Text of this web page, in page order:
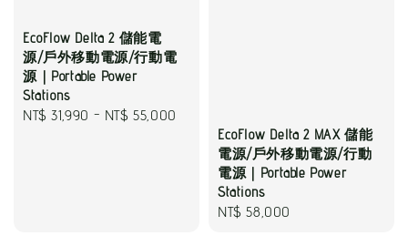
EcoFlow Delta 2 儲能電
源/戶外移動電源/行動電
源｜Portable Power
Stations
Regular
NT$ 31,990 - NT$ 55,000
EcoFlow Delta 2 MAX 儲能
電源/戶外移動電源/行動
電源｜Portable Power
Stations
Regular
NT$ 58,000